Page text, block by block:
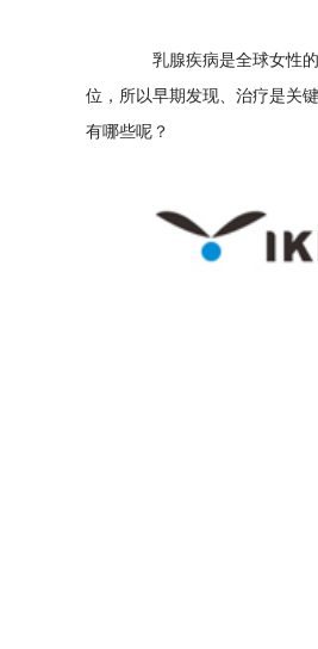
乳腺疾病是全球女性的
位，所以早期发现、治疗是关
有哪些呢？